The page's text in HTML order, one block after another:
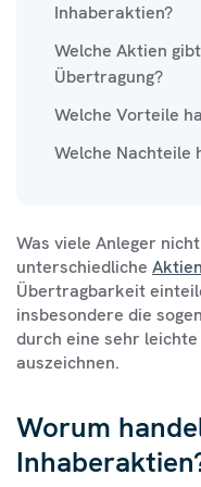
Inhaberaktien?
Welche Aktien
Übertragung?
Welche Vorteile
Welche Nachteile
Was viele Anleger
unterschiedliche Aktien
Übertragbarkeit
insbesondere die
durch eine sehr
auszeichnen.
Worum